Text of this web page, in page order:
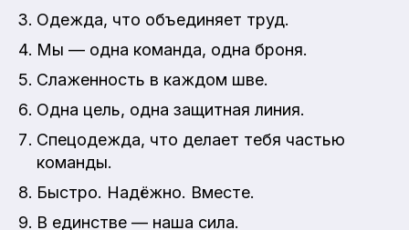
Одежда, что объединяет труд.
Мы — одна команда, одна броня.
Слаженность в каждом шве.
Одна цель, одна защитная линия.
Спецодежда, что делает тебя частью
команды.
Быстро. Надёжно. Вместе.
В единстве — наша сила.